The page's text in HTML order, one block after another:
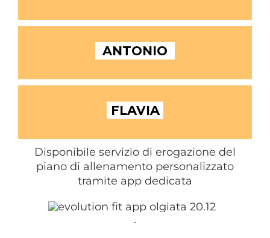
ANTONIO
FLAVIA
Disponibile servizio di erogazione del
piano di allenamento personalizzato
tramite app dedicata
.